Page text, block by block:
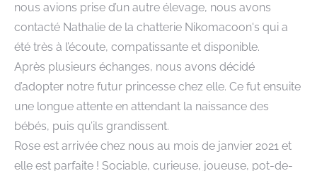
nous avions prise d’un autre élevage, nous avons
contacté Nathalie de la chatterie Nikomacoon's qui a
été très à l’écoute, compatissante et disponible.
Après plusieurs échanges, nous avons décidé
d’adopter notre futur princesse chez elle. Ce fut ensuite
une longue attente en attendant la naissance des
bébés, puis qu’ils grandissent.
Rose est arrivée chez nous au mois de janvier 2021 et
elle est parfaite ! Sociable, curieuse, joueuse, pot-de-